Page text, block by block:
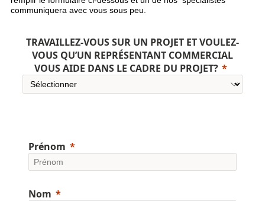
communiquera avec vous sous peu.
TRAVAILLEZ-VOUS SUR UN PROJET ET VOULEZ-
VOUS QU’UN REPRÉSENTANT COMMERCIAL
VOUS AIDE DANS LE CADRE DU PROJET?
Prénom
Nom